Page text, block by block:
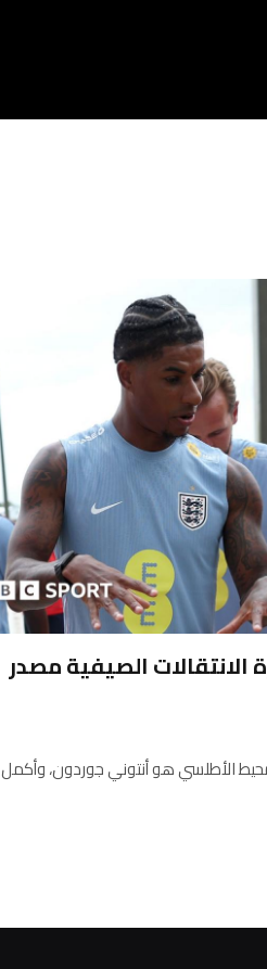
فترة الانتقالات الصيفية مصدر
الأطلسي هو أنتوني جوردون، وأكمل